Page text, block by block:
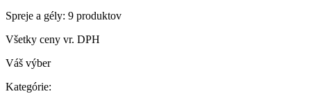
Spreje a gély: 9 produktov
Všetky ceny vr. DPH
Váš výber
Kategórie: